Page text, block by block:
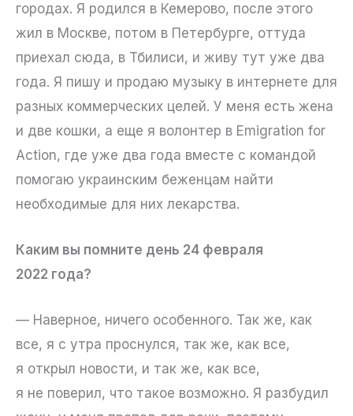
городах. Я родился в Кемерово, после этого
жил в Москве, потом в Петербурге, оттуда
приехал сюда, в Тбилиси, и живу тут уже два
года. Я пишу и продаю музыку в интернете для
разных коммерческих целей. У меня есть жена
и две кошки, а еще я волонтер в Emigration for
Action, где уже два года вместе с командой
помогаю украинским беженцам найти
необходимые для них лекарства.
Каким вы помните день 24 февраля
2022 года?
— Наверное, ничего особенного. Так же, как
все, я с утра проснулся, так же, как все,
я открыл новости, и так же, как все,
я не поверил, что такое возможно. Я разбудил